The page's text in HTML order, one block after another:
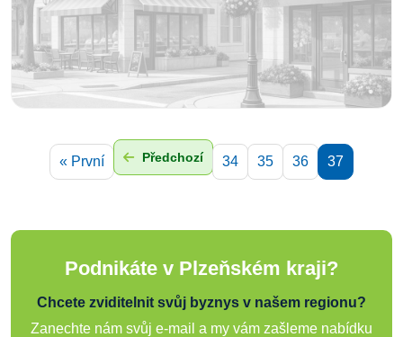
« První Předchozí 34 35 36 37
Podnikáte v Plzeňském kraji?
Chcete zviditelnit svůj byznys v našem regionu?
Zanechte nám svůj e-mail a my vám zašleme nabídku